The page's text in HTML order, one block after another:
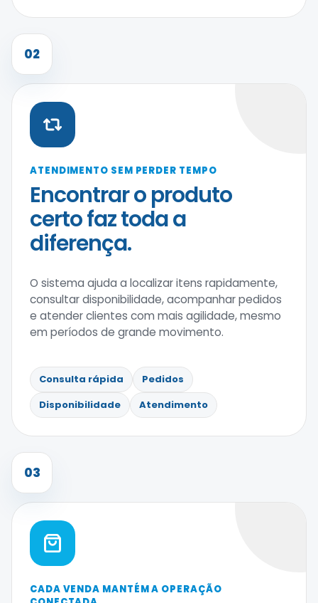
02
ATENDIMENTO SEM PERDER TEMPO
Encontrar o produto
certo faz toda a
diferença.
O sistema ajuda a localizar itens rapidamente,
consultar disponibilidade, acompanhar pedidos
e atender clientes com mais agilidade, mesmo
em períodos de grande movimento.
Consulta rápida
Pedidos
Disponibilidade
Atendimento
03
CADA VENDA MANTÉM A OPERAÇÃO